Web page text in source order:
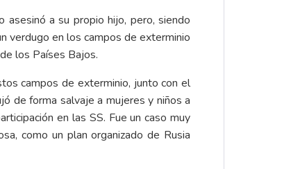
asesinó a su propio hijo, pero, siendo
verdugo en los campos de exterminio
los Países Bajos.
campos de exterminio, junto con el
de forma salvaje a mujeres y niños a
en las SS. Fue un caso muy
como un plan organizado de Rusia